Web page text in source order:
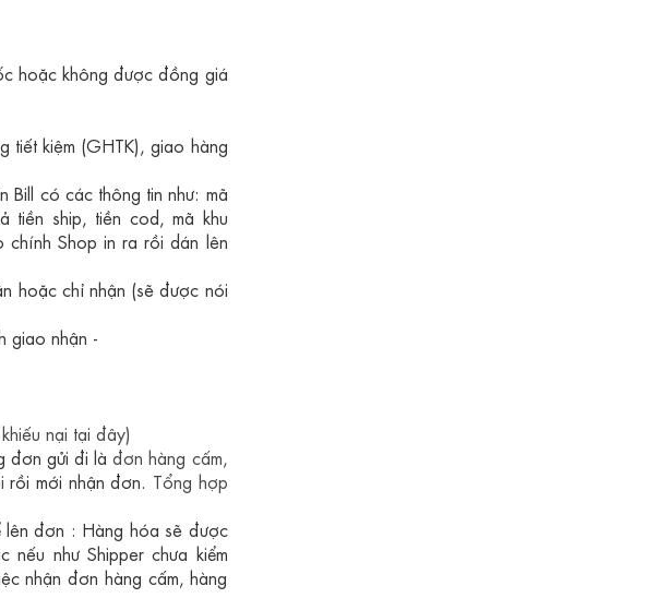
hoặc không được đồng giá
tiết kiệm (GHTK), giao hàng
Bill có các thông tin như: mã
tiền ship, tiền cod, mã khu
Shop in ra rồi dán lên
hoặc chỉ nhận (sẽ được nói
giao nhận -
nại tại đây)
đơn gửi đi làđơn hàng cấm,
rồi mới nhận đơn. Tổng hợp
lên đơn : Hàng hóa sẽ được
như Shipper chưa kiểm
nhận đơn hàng cấm, hàng